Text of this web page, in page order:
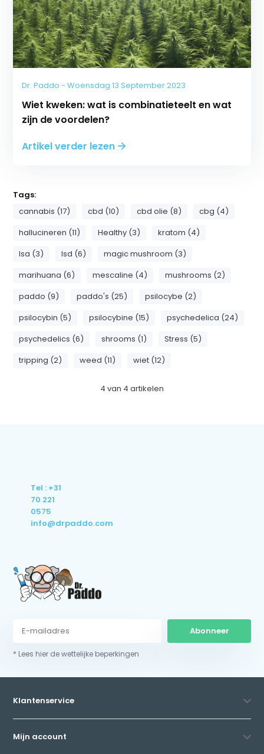
Dr. Paddo - Woensdag 13 September 2023
Wiet kweken: wat is combinatieteelt en wat
zijn de voordelen?
Artikel verder lezen
Tags:
cannabis (17)
cbd (10) cbd olie (8)
cbg (4)
hallucineren (11)
Healthy (3)
kratom (4)
lsa (3)
lsd (6)
magic mushroom (3)
marihuana (6)
mescaline (4)
mushrooms (2)
paddo (9)
paddo's (25)
psilocybe (2)
psilocybin (5)
psilocybine (15)
psychedelica (24)
psychedelics (6)
shrooms (1)
Stress (5)
tripping (2)
weed (11) wiet (12)
4 van 4 artikelen
Tel : +31
70 221
0575
info@drpaddo.com
Abonneer
* Lees hier de wettelijke beperkingen
Klantenservice
Mijn account